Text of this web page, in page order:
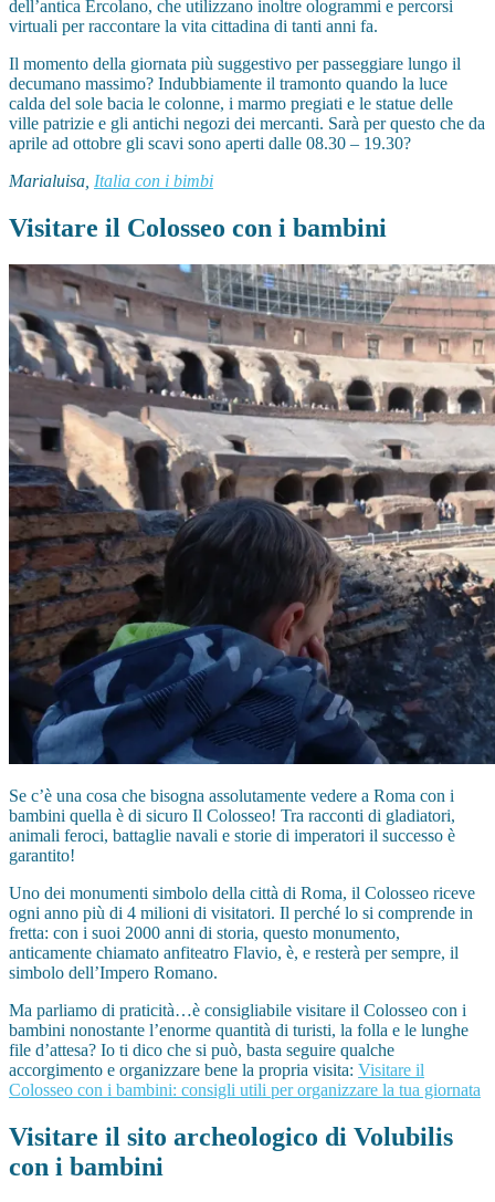
dell’antica Ercolano, che utilizzano inoltre ologrammi e percorsi
virtuali per raccontare la vita cittadina di tanti anni fa.
Il momento della giornata più suggestivo per passeggiare lungo il
decumano massimo? Indubbiamente il tramonto quando la luce
calda del sole bacia le colonne, i marmo pregiati e le statue delle
ville patrizie e gli antichi negozi dei mercanti. Sarà per questo che da
aprile ad ottobre gli scavi sono aperti dalle 08.30 – 19.30?
Marialuisa, Italia con i bimbi
Visitare il Colosseo con i bambini
Se c’è una cosa che bisogna assolutamente vedere a Roma con i
bambini quella è di sicuro Il Colosseo! Tra racconti di gladiatori,
animali feroci, battaglie navali e storie di imperatori il successo è
garantito!
Uno dei monumenti simbolo della città di Roma, il Colosseo riceve
ogni anno più di 4 milioni di visitatori. Il perché lo si comprende in
fretta: con i suoi 2000 anni di storia, questo monumento,
anticamente chiamato anfiteatro Flavio, è, e resterà per sempre, il
simbolo dell’Impero Romano.
Ma parliamo di praticità…è consigliabile visitare il Colosseo con i
bambini nonostante l’enorme quantità di turisti, la folla e le lunghe
file d’attesa? Io ti dico che si può, basta seguire qualche
accorgimento e organizzare bene la propria visita: Visitare il
Colosseo con i bambini: consigli utili per organizzare la tua giornata
Visitare il sito archeologico di Volubilis
con i bambini